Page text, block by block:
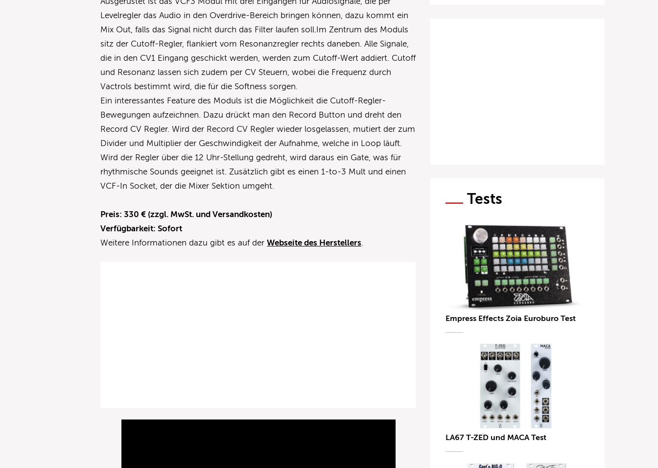
Levelregler das Audio in den Overdrive-Bereich bringen können, dazu kommt ein
Mix Out, falls das Signal nicht durch das Filter laufen soll.Im Zentrum des Moduls
sitz der Cutoff-Regler, flankiert vom Resonanzregler rechts daneben. Alle Signale,
die in den CV1 Eingang geschickt werden, werden zum Cutoff-Wert addiert. Cutoff
und Resonanz lassen sich zudem per CV Steuern, wobei die Frequenz durch
Vactrols bestimmt wird, die für die Softness sorgen.
Ein interessantes Feature des Moduls ist die Möglichkeit die Cutoff-Regler-
Bewegungen aufzeichnen. Dazu drückt man den Record Button und dreht den
Record CV Regler. Wird der Record CV Regler wieder losgelassen, mutiert der zum
Divider und Multiplier der Geschwindigkeit der Aufnahme, welche in Loop läuft.
Wird der Regler über die 12 Uhr-Stellung gedreht, wird daraus ein Gate, was für
rhythmische Sounds geeignet ist. Zusätzlich gibt es einen 1-to-3 Mult und einen
VCF-In Socket, der die Mixer Sektion umgeht.
Preis: 330 € (zzgl. MwSt. und Versandkosten)
Verfügbarkeit: Sofort
Weitere Informationen dazu gibt es auf derWebseite des Herstellers
Tests
Empress Effects Zoia Euroburo Test
LA67 T-ZED und MACA Test